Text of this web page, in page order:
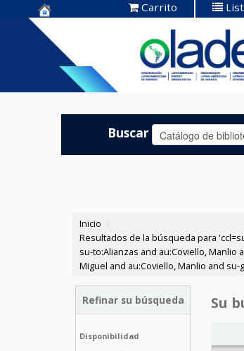
Centro de
Documentación
OLADE -
Carrito
Buscar
Inicio ›
Resultados de la búsqueda para
su-to:Alianzas and au:Coviello, Manlio
Miguel and au:Coviello, Manlio and su-
Refinar su búsqueda
Disponibilidad
Su